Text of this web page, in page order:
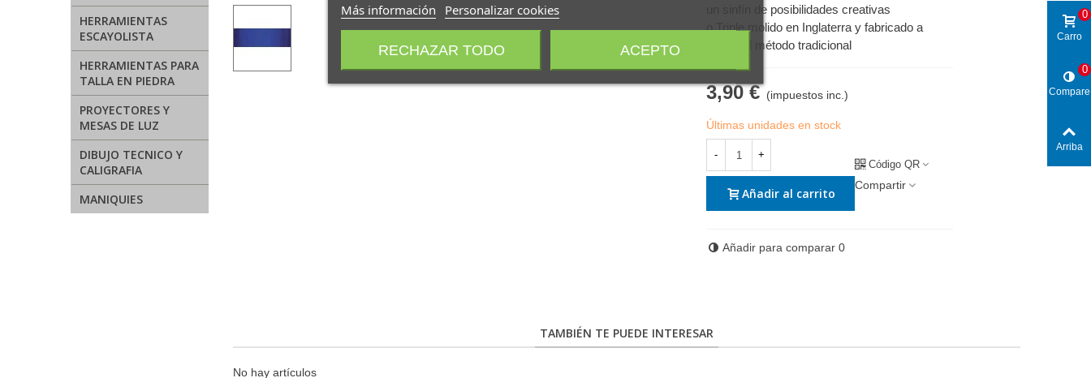
HERRAMIENTAS
ESCAYOLISTA
HERRAMIENTAS PARA
TALLA EN PIEDRA
PROYECTORES Y
MESAS DE LUZ
DIBUJO TECNICO Y
CALIGRAFIA
MANIQUIES
un sinfín de posibilidades creativas
o Triple molido en Inglaterra y fabricado a
partir del método tradicional
3,90 € (impuestos inc.)
Últimas unidades en stock
- +
Añadir al carrito
Código QR
Compartir
Añadir para comparar 0
TAMBIÉN TE PUEDE INTERESAR
No hay artículos
Más información Personalizar cookies
RECHAZAR TODO ACEPTO
Carro
0
Compare
0
Arriba